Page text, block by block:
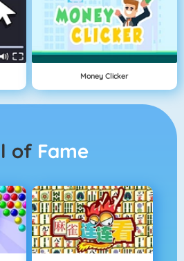
Money Clicker
of Fame